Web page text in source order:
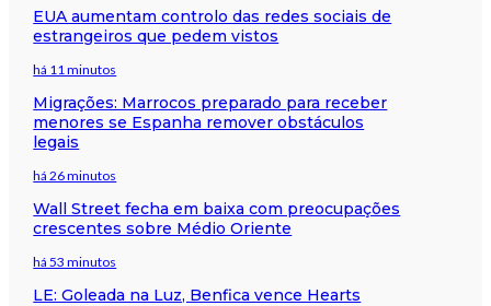
EUA aumentam controlo das redes sociais de
estrangeiros que pedem vistos
há 11 minutos
Migrações: Marrocos preparado para receber
menores se Espanha remover obstáculos
legais
há 26 minutos
Wall Street fecha em baixa com preocupações
crescentes sobre Médio Oriente
há 53 minutos
LE: Goleada na Luz, Benfica vence Hearts